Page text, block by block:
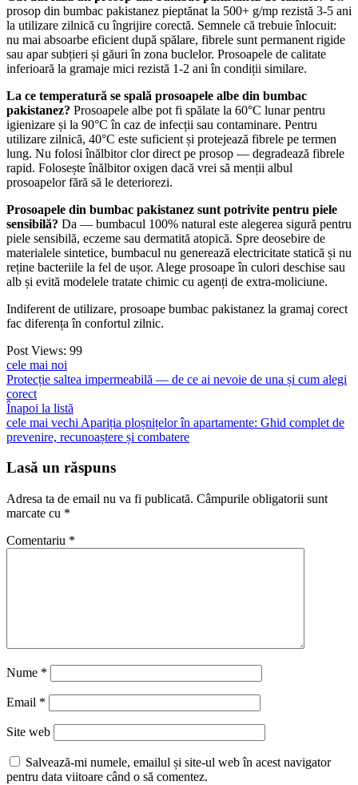
prosop din bumbac pakistanez pieptănat la 500+ g/mp rezistă 3-5 ani
la utilizare zilnică cu îngrijire corectă. Semnele că trebuie înlocuit:
nu mai absoarbe eficient după spălare, fibrele sunt permanent rigide
sau apar subțieri și găuri în zona buclelor. Prosoapele de calitate
inferioară la gramaje mici rezistă 1-2 ani în condiții similare.
La ce temperatură se spală prosoapele albe din bumbac
pakistanez? Prosoapele albe pot fi spălate la 60°C lunar pentru
igienizare și la 90°C în caz de infecții sau contaminare. Pentru
utilizare zilnică, 40°C este suficient și protejează fibrele pe termen
lung. Nu folosi înălbitor clor direct pe prosop — degradează fibrele
rapid. Folosește înălbitor oxigen dacă vrei să menții albul
prosoapelor fără să le deteriorezi.
Prosoapele din bumbac pakistanez sunt potrivite pentru piele
sensibilă? Da — bumbacul 100% natural este alegerea sigură pentru
piele sensibilă, eczeme sau dermatită atopică. Spre deosebire de
materialele sintetice, bumbacul nu generează electricitate statică și nu
reține bacteriile la fel de ușor. Alege prosoape în culori deschise sau
alb și evită modelele tratate chimic cu agenți de extra-moliciune.
Indiferent de utilizare, prosoape bumbac pakistanez la gramaj corect
fac diferența în confortul zilnic.
Post Views: 99
cele mai noi
Protecție saltea impermeabilă — de ce ai nevoie de una și cum alegi
corect
Înapoi la listă
cele mai vechi Apariția ploșnițelor în apartamente: Ghid complet de
prevenire, recunoaștere și combatere
Lasă un răspuns
Adresa ta de email nu va fi publicată. Câmpurile obligatorii sunt
marcate cu *
Comentariu *
Nume *
Email *
Site web
Salvează-mi numele, emailul și site-ul web în acest navigator
pentru data viitoare când o să comentez.